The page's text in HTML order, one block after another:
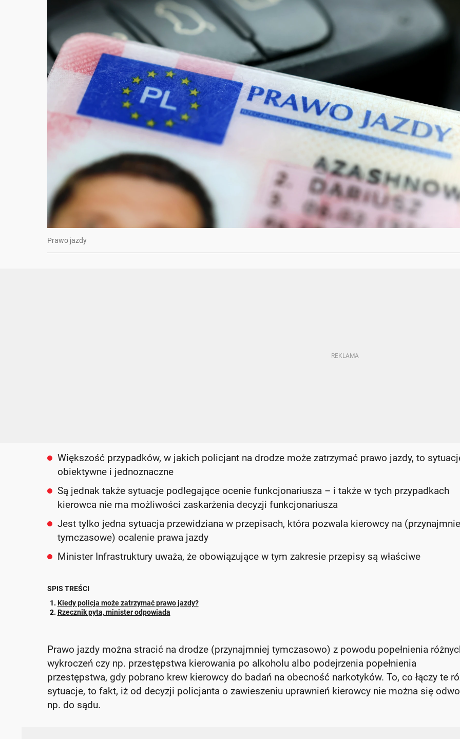
Prawo jazdy
Większość przypadków, w jakich policjant na drodze może zatrzymać prawo jazdy, to
obiektywne i jednoznaczne
Są jednak także sytuacje podlegające ocenie funkcjonariusza – i także w tych przypadkach
kierowca nie ma możliwości zaskarżenia decyzji funkcjonariusza
Jest tylko jedna sytuacja przewidziana w przepisach, która pozwala kierowcy na
tymczasowe) ocalenie prawa jazdy
Minister Infrastruktury uważa, że obowiązujące w tym zakresie przepisy są właściwe
SPIS TREŚCI
Kiedy policja może zatrzymać prawo jazdy?
Rzecznik pyta, minister odpowiada
Prawo jazdy można stracić na drodze (przynajmniej tymczasowo) z powodu popełnienia
wykroczeń czy np. przestępstwa kierowania po alkoholu albo podejrzenia popełnienia
przestępstwa, gdy pobrano krew kierowcy do badań na obecność narkotyków. To, co łączy te
sytuacje, to fakt, iż od decyzji policjanta o zawieszeniu uprawnień kierowcy nie można się
np. do sądu.